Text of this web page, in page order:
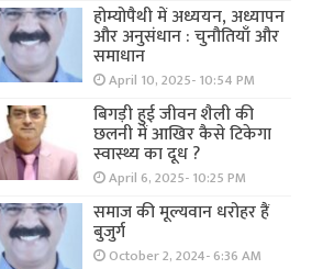
होम्योपैथी में अध्ययन, अध्यापन
और अनुसंधान : चुनौतियाँ और
समाधान
April 10, 2025- 10:54 PM
बिगड़ी हुई जीवन शैली की
छलनी में आखिर कैसे टिकेगा
स्वास्थ्य का दूध ?
April 6, 2025- 10:25 PM
समाज की मूल्यवान धरोहर हैं
बुजुर्ग
October 2, 2024- 6:36 AM